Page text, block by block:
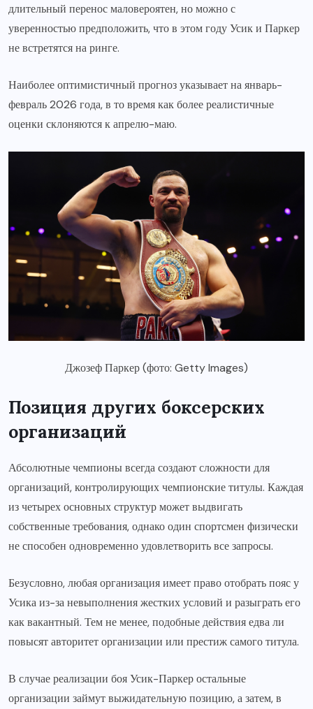
длительный перенос маловероятен, но можно с
уверенностью предположить, что в этом году Усик и Паркер
не встретятся на ринге.
Наиболее оптимистичный прогноз указывает на январь-
февраль 2026 года, в то время как более реалистичные
оценки склоняются к апрелю-маю.
Джозеф Паркер (фото: Getty Images)
Позиция других боксерских
организаций
Абсолютные чемпионы всегда создают сложности для
организаций, контролирующих чемпионские титулы. Каждая
из четырех основных структур может выдвигать
собственные требования, однако один спортсмен физически
не способен одновременно удовлетворить все запросы.
Безусловно, любая организация имеет право отобрать пояс у
Усика из-за невыполнения жестких условий и разыграть его
как вакантный. Тем не менее, подобные действия едва ли
повысят авторитет организации или престиж самого титула.
В случае реализации боя Усик-Паркер остальные
организации займут выжидательную позицию, а затем, в